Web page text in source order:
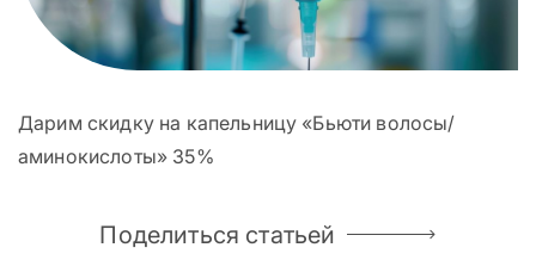
Дарим скидку на капельницу «Бьюти волосы/
аминокислоты» 35%
Поделиться статьей